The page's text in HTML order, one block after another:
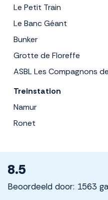
Le Petit Train
Le Banc Géant
Bunker
Grotte de Floreffe
ASBL Les Compagnons
Treinstation
Namur
Ronet
8.5
Beoordeeld door: 1563